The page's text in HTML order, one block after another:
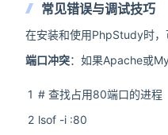
常见错误与调试技巧
在安装和使用PhpStudy时，
端口冲突：如果Apache或
1
2
# 查找占用80端口的进程
lsof -i :80